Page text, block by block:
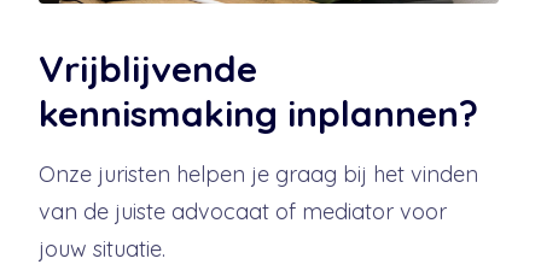
Vrijblijvende
kennismaking inplannen?
Onze juristen helpen je graag bij het vinden
van de juiste advocaat of mediator voor
jouw situatie.